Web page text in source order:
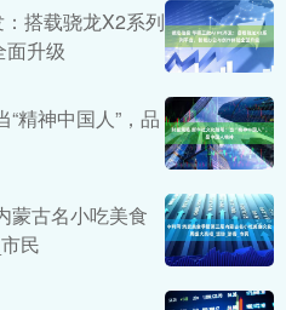
搭载骁龙X2系列
面升级
精神中国人”，品
蒙古名小吃美食
民